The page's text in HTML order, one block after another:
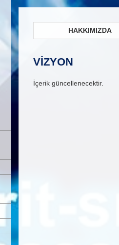
HAKKIMIZDA
VİZYON
İçerik güncellenecektir.